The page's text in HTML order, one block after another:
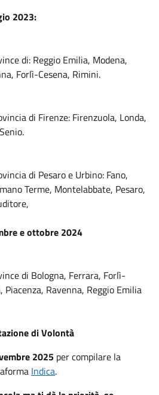
2023:
di: Reggio Emilia, Modena,
Forlì-Cesena, Rimini.
di Firenze: Firenzuola, Londa,
di Pesaro e Urbino: Fano,
Terme, Montelabbate, Pesaro,
e ottobre 2024
di Bologna, Ferrara, Forlì-
Piacenza, Ravenna, Reggio Emilia
di Volontà
2025 per compilare la
Indica.